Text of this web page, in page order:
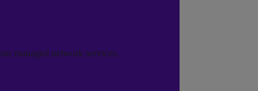
managed network services.